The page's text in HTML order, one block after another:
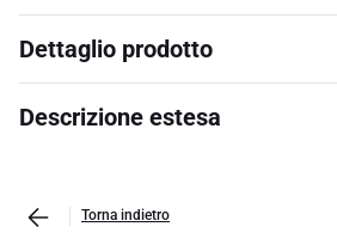
Dettaglio prodotto
Descrizione estesa
Torna indietro